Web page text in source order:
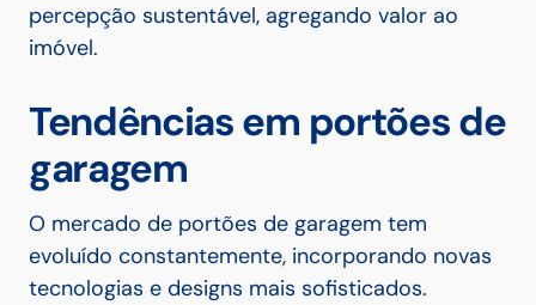
percepção sustentável, agregando valor ao
imóvel.
Tendências em portões de
garagem
O mercado de portões de garagem tem
evoluído constantemente, incorporando novas
tecnologias e designs mais sofisticados.